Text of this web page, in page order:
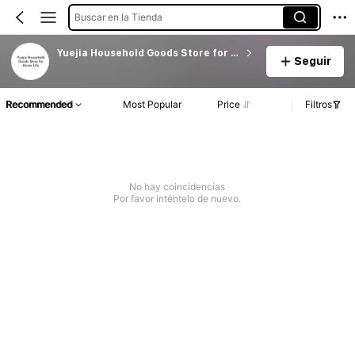
Buscar en la Tienda
Yuejia Household Goods Store for Home Life
Seguir
Recommended Most Popular Price Filtros
No hay coincidencias
Por favor inténtelo de nuevo.